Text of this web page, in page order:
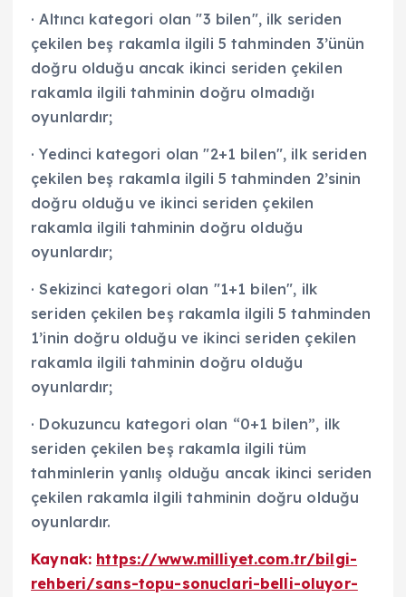
· Altıncı kategori olan "3 bilen", ilk seriden
çekilen beş rakamla ilgili 5 tahminden 3’ünün
doğru olduğu ancak ikinci seriden çekilen
rakamla ilgili tahminin doğru olmadığı
oyunlardır;
· Yedinci kategori olan "2+1 bilen", ilk seriden
çekilen beş rakamla ilgili 5 tahminden 2’sinin
doğru olduğu ve ikinci seriden çekilen
rakamla ilgili tahminin doğru olduğu
oyunlardır;
· Sekizinci kategori olan "1+1 bilen", ilk
seriden çekilen beş rakamla ilgili 5 tahminden
1’inin doğru olduğu ve ikinci seriden çekilen
rakamla ilgili tahminin doğru olduğu
oyunlardır;
· Dokuzuncu kategori olan “0+1 bilen”, ilk
seriden çekilen beş rakamla ilgili tüm
tahminlerin yanlış olduğu ancak ikinci seriden
çekilen rakamla ilgili tahminin doğru olduğu
oyunlardır.
Kaynak: https://www.milliyet.com.tr/bilgi-
rehberi/sans-topu-sonuclari-belli-oluyor-